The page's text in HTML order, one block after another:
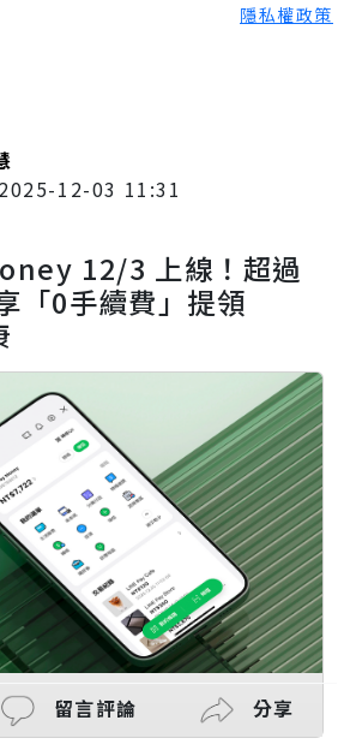
隱私權政策
2025-12-03 11:31
12/3 上線！超過
「0手續費」提領
留言評論 分享